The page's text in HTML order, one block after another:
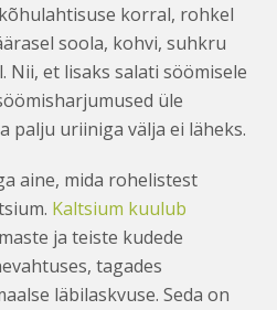
korral, rohkel
soola, kohvi, suhkru
Nii, et lisaks salati söömisele
üle
palju uriiniga välja ei läheks.
aine, mida rohelistest
Kaltsium kuulub
ja teiste kudede
tagades
läbilaskvuse. Seda on